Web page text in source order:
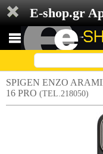
E-shop.gr
SPIGEN ENZO
16 PRO (TEL.218050)